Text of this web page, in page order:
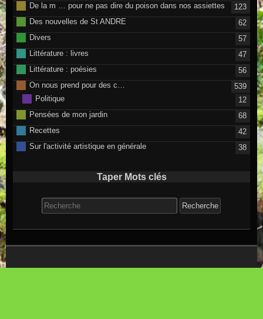
De la m … pour ne pas dire du poison dans nos assiettes
123
Des nouvelles de St ANDRE
62
Divers
57
Littérature : livres
47
Littérature : poésies
56
On nous prend pour des c…
539
Politique
12
Pensées de mon jardin
68
Recettes
42
Sur l'activité artistique en générale
38
Taper Mots clés
Search for: